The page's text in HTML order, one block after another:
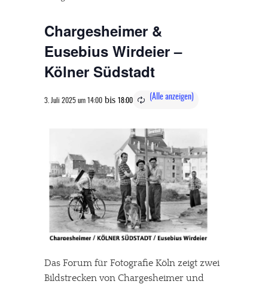
Chargesheimer &
Eusebius Wirdeier –
Kölner Südstadt
3. Juli 2025 um 14:00 bis 18:00
Das Forum für Fotografie Köln zeigt zwei
Bildstrecken von Chargesheimer und